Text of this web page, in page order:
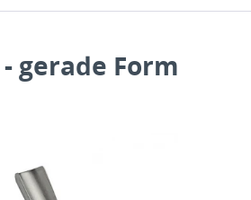
gerade Form